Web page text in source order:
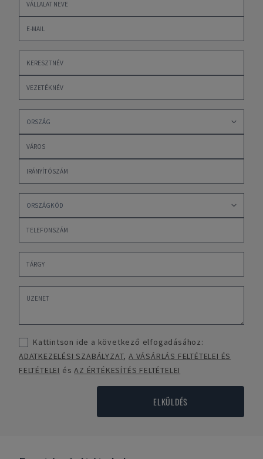
Kattintson ide a következő elfogadásához:
ADATKEZELÉSI SZABÁLYZAT,A VÁSÁRLÁS FELTÉTELEI ÉS
FELTÉTELEI ésAZ ÉRTÉKESÍTÉS FELTÉTELEI
ELKÜLDÉS